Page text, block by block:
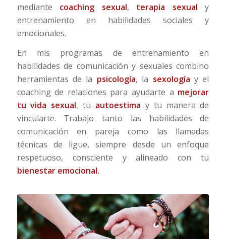
mediante coaching sexual, terapia sexual y
entrenamiento en habilidades sociales y
emocionales.
En mis programas de entrenamiento en
habilidades de comunicación y sexuales combino
herramientas de la psicología, la sexología y el
coaching de relaciones para ayudarte a mejorar
tu vida sexual, tu autoestima y tu manera de
vincularte. Trabajo tanto las habilidades de
comunicación en pareja como las llamadas
técnicas de ligue, siempre desde un enfoque
respetuoso, consciente y alineado con tu
bienestar emocional.